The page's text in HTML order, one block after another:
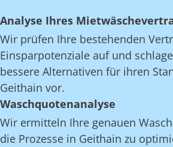
Analyse Ihres
Wir prüfen Ihre bestehenden
Einsparpotenziale auf und
bessere Alternativen für ihren
Geithain vor.
Waschquotenanalyse
Wir ermitteln Ihre genauen
die Prozesse in Geithain zu